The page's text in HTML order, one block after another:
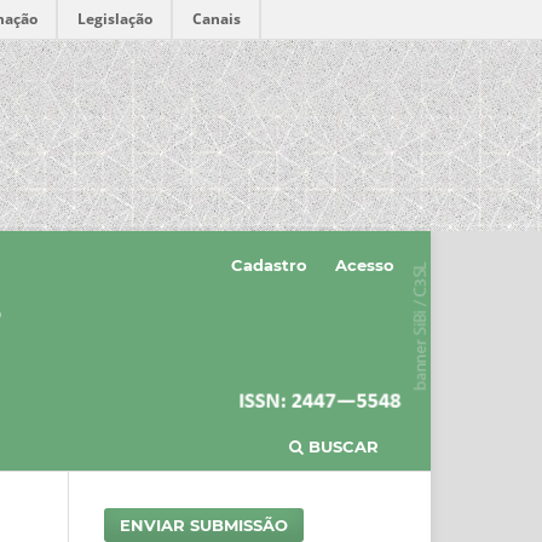
Legislação Canais
BUSCAR
Cadastro Acesso
ENVIAR SUBMISSÃO